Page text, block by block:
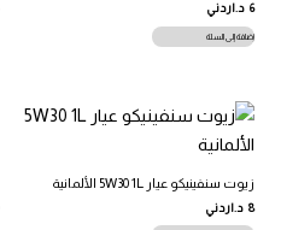
6 د.اردني
إضافة إلى السلة
زيوت سنفينيكو عيار 5W30 1L الألمانية
8 د.اردني